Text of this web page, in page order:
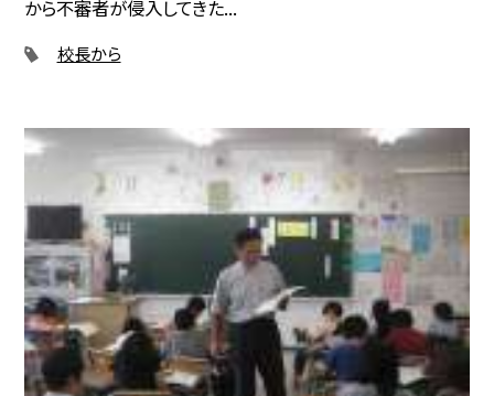
から不審者が侵入してきた...
校長から